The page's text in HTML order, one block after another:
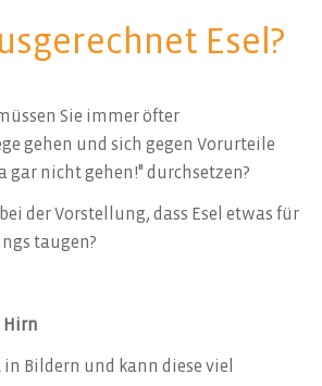
Esel?
Sie immer öfter
gehen und sich gegen Vorurteile
gar nicht gehen!" durchsetzen?
der Vorstellung, dass Esel etwas für
taugen?
Hirn
Bildern und kann diese viel